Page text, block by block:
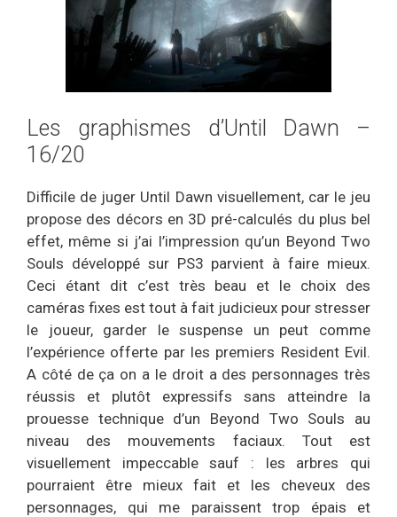
Les graphismes d’Until Dawn –
16/20
Difficile de juger Until Dawn visuellement, car le jeu
propose des décors en 3D pré-calculés du plus bel
effet, même si j’ai l’impression qu’un Beyond Two
Souls développé sur PS3 parvient à faire mieux.
Ceci étant dit c’est très beau et le choix des
caméras fixes est tout à fait judicieux pour stresser
le joueur, garder le suspense un peut comme
l’expérience offerte par les premiers Resident Evil.
A côté de ça on a le droit a des personnages très
réussis et plutôt expressifs sans atteindre la
prouesse technique d’un Beyond Two Souls au
niveau des mouvements faciaux. Tout est
visuellement impeccable sauf : les arbres qui
pourraient être mieux fait et les cheveux des
personnages, qui me paraissent trop épais et